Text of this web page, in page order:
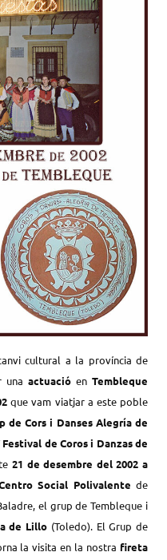
cultural a la província de
una actuació en Tembleque
que vam viatjar a este poble
de Cors i Danses Alegría de
Festival de Coros i Danzas de
21 de desembre del 2002 a
Social Polivalente de
el grup de Tembleque i
de Lillo (Toledo). El Grup de
la visita en la nostra fireta